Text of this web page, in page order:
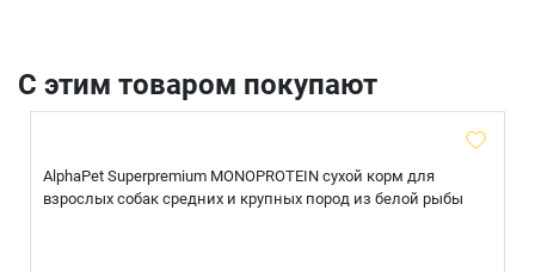
С этим товаром покупают
AlphaPet Superpremium MONOPROTEIN сухой корм для
взрослых собак средних и крупных пород из белой рыбы